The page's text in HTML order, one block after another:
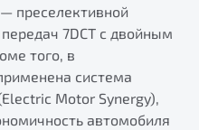
преселективной
7DCT с двойным
того, в
система
Motor Synergy),
автомобиля